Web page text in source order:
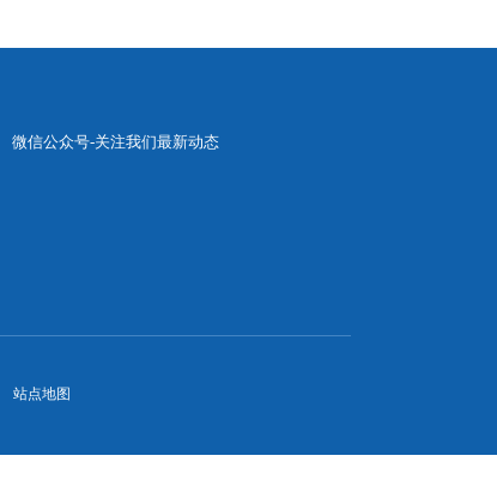
微信公众号-关注我们最新动态
站点地图